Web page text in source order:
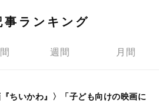
事ランキング
週間 月間
『ちいかわ』〉「子ども向けの映画に